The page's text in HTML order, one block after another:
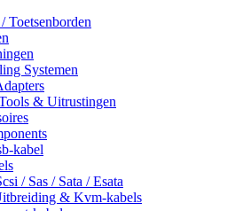
Toetsenborden
Systemen
& Uitrustingen
kabel
/ Sas / Sata / Esata
& Kvm-kabels